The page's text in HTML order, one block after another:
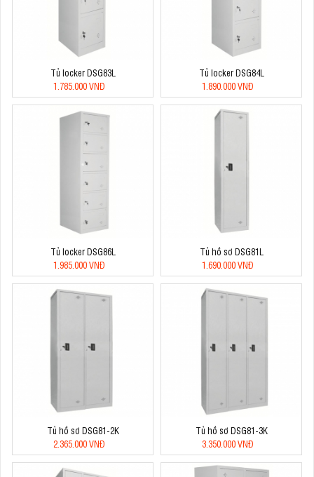
Tủ locker DSG83L
1.785.000 VNĐ
Tủ locker DSG84L
1.890.000 VNĐ
Tủ locker DSG86L
1.985.000 VNĐ
Tủ hồ sơ DSG81L
1.690.000 VNĐ
Tủ hồ sơ DSG81-2K
2.365.000 VNĐ
Tủ hồ sơ DSG81-3K
3.350.000 VNĐ